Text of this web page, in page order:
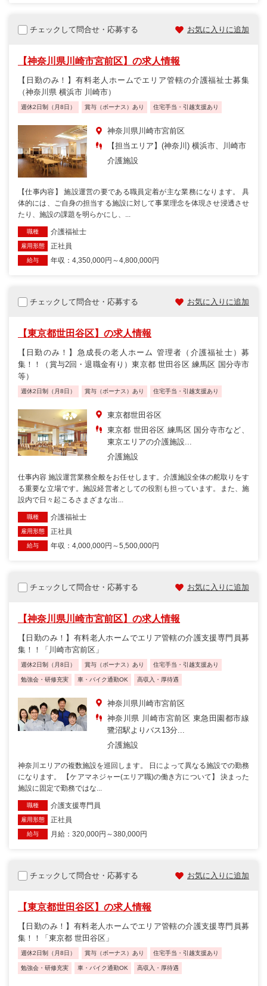
チェックして問合せ・応募する お気に入りに追加
【神奈川県川崎市宮前区】の求人情報
【日勤のみ！】有料老人ホームでエリア管轄の介護福祉士募集
（神奈川県 横浜市 川崎市）
週休2日制（月8日） 賞与（ボーナス）あり 住宅手当・引越支援あり
神奈川県川崎市宮前区
【担当エリア】(神奈川) 横浜市、川崎市
介護施設
【仕事内容】 施設運営の要である職員定着が主な業務になります。 具
体的には、ご自身の担当する施設に対して事業理念を体現させ浸透させ
たり、施設の課題を明らかにし、...
職種 介護福祉士
雇用形態 正社員
給与 年収：4,350,000円～4,800,000円
チェックして問合せ・応募する お気に入りに追加
【東京都世田谷区】の求人情報
【日勤のみ！】急成長の老人ホーム 管理者（介護福祉士）募
集！！（賞与2回・退職金有り）東京都 世田谷区 練馬区 国分寺市
等）
週休2日制（月8日） 賞与（ボーナス）あり 住宅手当・引越支援あり
東京都世田谷区
東京都 世田谷区 練馬区 国分寺市など、
東京エリアの介護施設...
介護施設
仕事内容 施設運営業務全般をお任せします。介護施設全体の舵取りをす
る重要な立場です。施設経営者としての役割も担っています。また、施
設内で日々起こるさまざまな出...
職種 介護福祉士
雇用形態 正社員
給与 年収：4,000,000円～5,500,000円
チェックして問合せ・応募する お気に入りに追加
【神奈川県川崎市宮前区】の求人情報
【日勤のみ！】有料老人ホームでエリア管轄の介護支援専門員募
集！！「川崎市宮前区」
週休2日制（月8日） 賞与（ボーナス）あり 住宅手当・引越支援あり
勉強会・研修充実 車・バイク通勤OK 高収入・厚待遇
神奈川県川崎市宮前区
神奈川県 川崎市宮前区 東急田園都市線
鷺沼駅よりバス13分...
介護施設
神奈川エリアの複数施設を巡回します。 日によって異なる施設での勤務
になります。 【ケアマネジャー(エリア職)の働き方について】 決まった
施設に固定で勤務ではな...
職種 介護支援専門員
雇用形態 正社員
給与 月給：320,000円～380,000円
チェックして問合せ・応募する お気に入りに追加
【東京都世田谷区】の求人情報
【日勤のみ！】有料老人ホームでエリア管轄の介護支援専門員募
集！！「東京都 世田谷区」
週休2日制（月8日） 賞与（ボーナス）あり 住宅手当・引越支援あり
勉強会・研修充実 車・バイク通勤OK 高収入・厚待遇